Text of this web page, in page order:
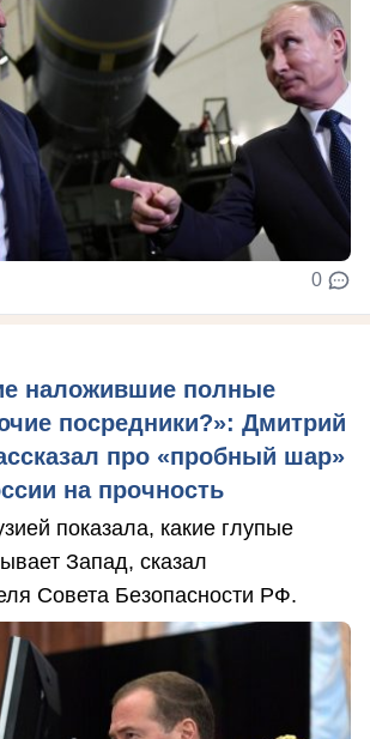
0
наложившие полные
посредники?»: Дмитрий
про «пробный шар»
на прочность
показала, какие глупые
Запад, сказал
Совета Безопасности РФ.